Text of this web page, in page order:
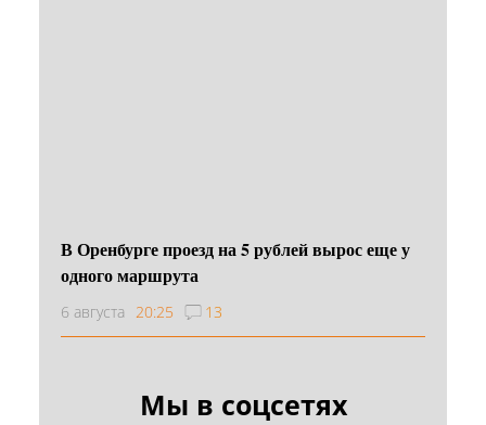
В Оренбурге проезд на 5 рублей вырос еще у
одного маршрута
6 августа 20:25 13
Мы в соцсетях